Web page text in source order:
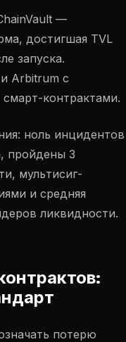
—
достигшая TVL
запуска.
Arbitrum с
контрактами.
ноль инцидентов
пройдены 3
мультисиг-
и средняя
ликвидности.
потерю